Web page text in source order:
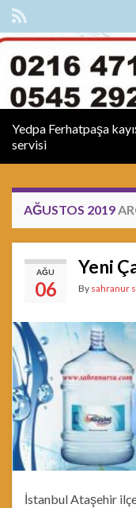
Yedpa Ferhatpaşa
servisi
AĞUSTOS 2019
AĞU
06
Yeni
By sahranur
İstanbul Ataşehir